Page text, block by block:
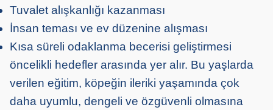
Tuvalet alışkanlığı kazanması
İnsan teması ve ev düzenine alışması
Kısa süreli odaklanma becerisi geliştirmesi
öncelikli hedefler arasında yer alır. Bu yaşlarda
verilen eğitim, köpeğin ileriki yaşamında çok
daha uyumlu, dengeli ve özgüvenli olmasına